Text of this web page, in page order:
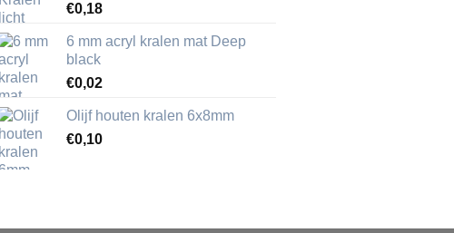
€0,18
6 mm acryl kralen mat Deep
black
€0,02
Olijf houten kralen 6x8mm
€0,10